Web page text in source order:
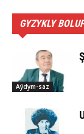
GYZYKLY
Aýdym-saz